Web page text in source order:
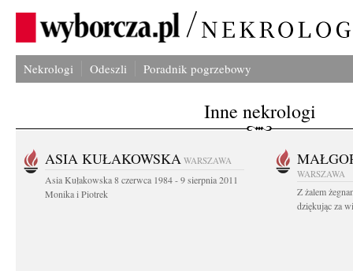
Nekrologi Odeszli Poradnik pogrzebowy
Inne nekrologi
ASIA KUŁAKOWSKA WARSZAWA
Asia Kułakowska 8 czerwca 1984 - 9 sierpnia 2011
Monika i Piotrek
WARSZAWA
Z żalem
dziękując za